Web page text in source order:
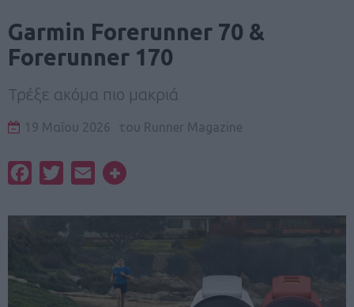
Garmin Forerunner 70 &
Forerunner 170
Τρέξε ακόμα πιο μακριά
19 Μαΐου 2026 του Runner Magazine
FacebookTwitterEmail